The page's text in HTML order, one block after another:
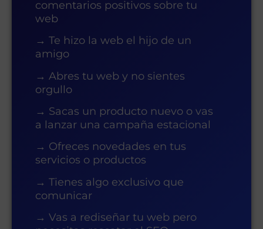
comentarios positivos sobre tu
web
→ Te hizo la web el hijo de un
amigo
→ Abres tu web y no sientes
orgullo
→ Sacas un producto nuevo o vas
a lanzar una campaña estacional
→ Ofreces novedades en tus
servicios o productos
→ Tienes algo exclusivo que
comunicar
→ Vas a rediseñar tu web pero